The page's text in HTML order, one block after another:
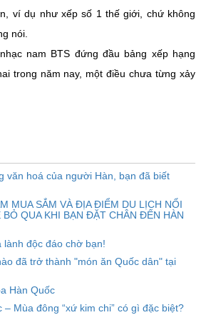
ví dụ như xếp số 1 thế giới, chứ không
nói.
nam BTS đứng đầu bảng xếp hạng
trong năm nay, một điều chưa từng xảy
văn hoá của người Hàn, bạn đã biết
MUA SẮM VÀ ĐỊA ĐIỂM DU LỊCH NỔI
QUA KHI BẠN ĐẶT CHÂN ĐẾN HÀN
lành độc đáo chờ bạn!
đã trở thành "món ăn Quốc dân" tại
Hàn Quốc
– Mùa đông “xứ kim chi” có gì đặc biệt?